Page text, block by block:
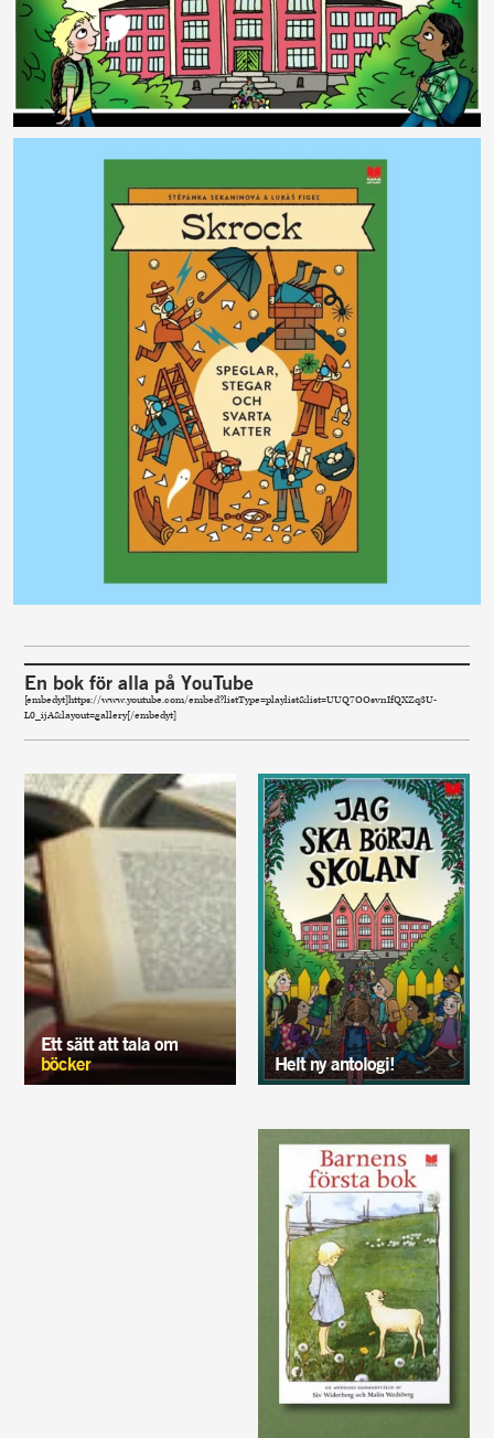
En bok för alla på YouTube
[embedyt]https://www.youtube.com/embed?listType=playlist&list=UUQ7OOsvnIfQXZq3U-
L0_ijA&layout=gallery[/embedyt]
Ett sätt att tala om
böcker
Helt ny antologi!